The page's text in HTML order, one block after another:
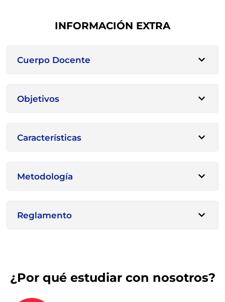
INFORMACIÓN EXTRA
Cuerpo Docente
Objetivos
Características
Metodología
Reglamento
¿Por qué estudiar con nosotros?